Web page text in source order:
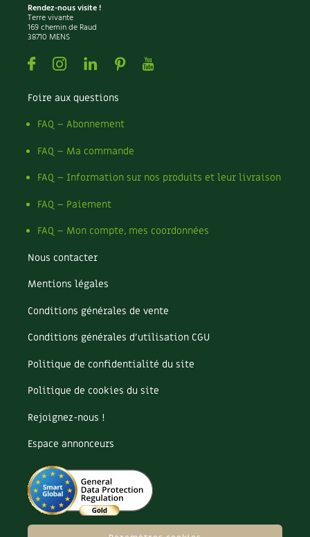
Rendez-nous visite !
Terre vivante
169 chemin de Raud
38710 MENS
FacebookInstagramLinkedin
PinterestYoutube
Foire aux questions
FAQ – Abonnement
FAQ – Ma commande
FAQ – Information sur nos produits et leur livraison
FAQ – Paiement
FAQ – Mon compte, mes coordonnées
Nous contacter
Mentions légales
Conditions générales de vente
Conditions générales d’utilisation CGU
Politique de confidentialité du site
Politique de cookies du site
Rejoignez-nous !
Espace annonceurs